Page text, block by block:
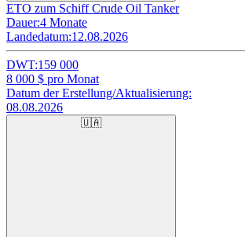
ETO zum Schiff Crude Oil Tanker
Dauer:4 Monate
Landedatum:12.08.2026
DWT:159 000
8 000 $ pro Monat
Datum der Erstellung/Aktualisierung:
08.08.2026
🇺🇦